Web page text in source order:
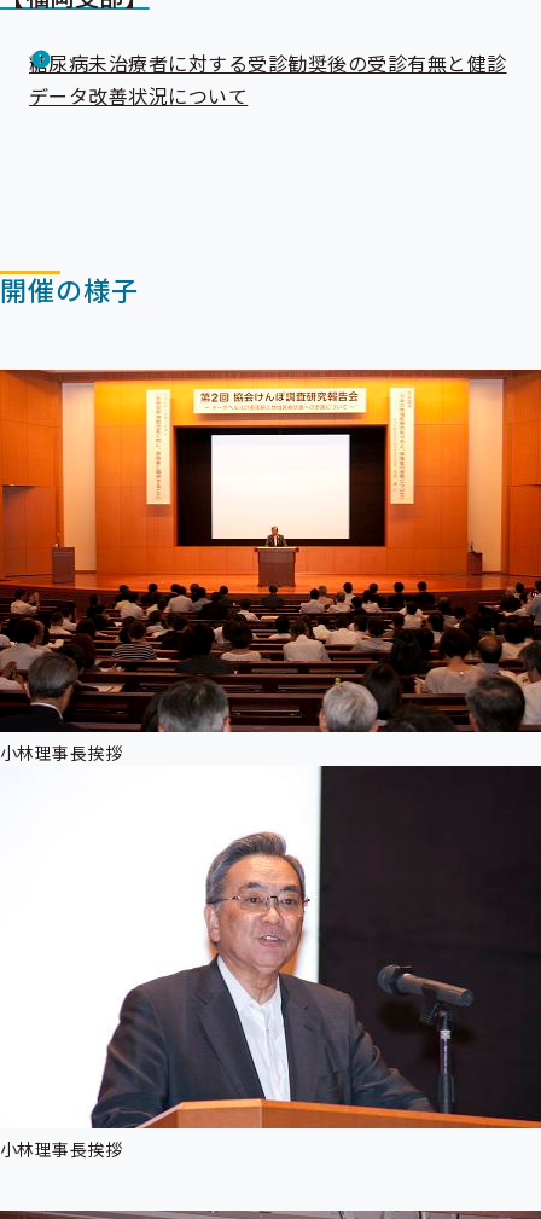
糖尿病未治療者に対する受診勧奨後の受診有無と健診
データ改善状況について
開催の様子
小林理事長挨拶
小林理事長挨拶